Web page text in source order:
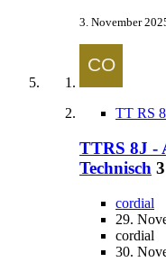
3. November
TT RS
TTRS 8J -
Technisch 3
cordial
29.
cordial
30.